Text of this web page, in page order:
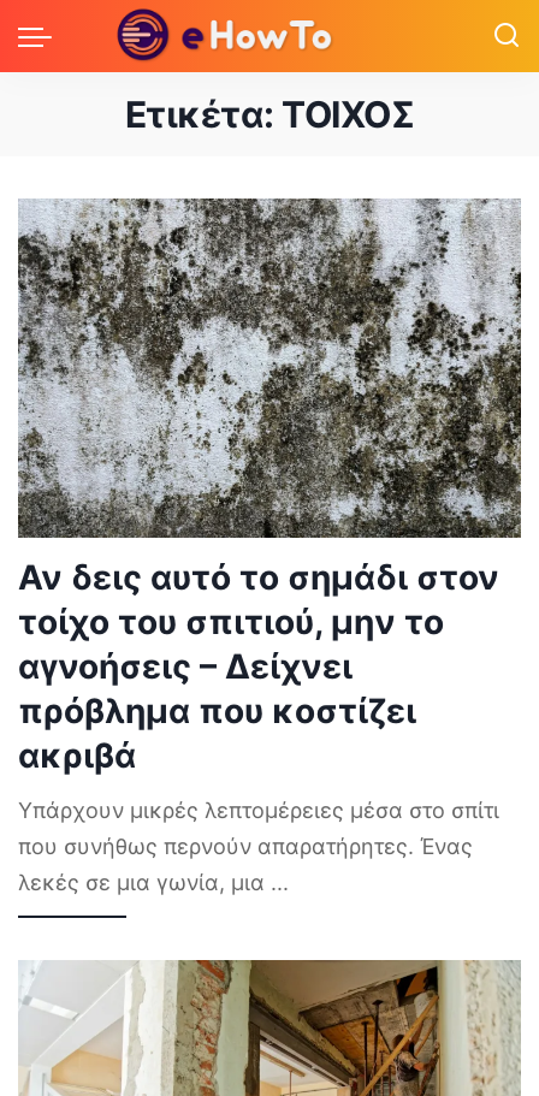
Ετικέτα: ΤΟΙΧΟΣ
Αν δεις αυτό το σημάδι στον
τοίχο του σπιτιού, μην το
αγνοήσεις – Δείχνει
πρόβλημα που κοστίζει
ακριβά
Υπάρχουν μικρές λεπτομέρειες μέσα στο σπίτι
που συνήθως περνούν απαρατήρητες. Ένας
λεκές σε μια γωνία, μια ...